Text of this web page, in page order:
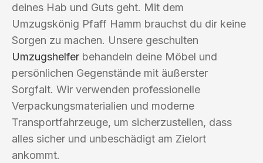
deines Hab und Guts geht. Mit dem
Umzugskönig Pfaff Hamm brauchst du dir keine
Sorgen zu machen. Unsere geschulten
Umzugshelfer behandeln deine Möbel und
persönlichen Gegenstände mit äußerster
Sorgfalt. Wir verwenden professionelle
Verpackungsmaterialien und moderne
Transportfahrzeuge, um sicherzustellen, dass
alles sicher und unbeschädigt am Zielort
ankommt.